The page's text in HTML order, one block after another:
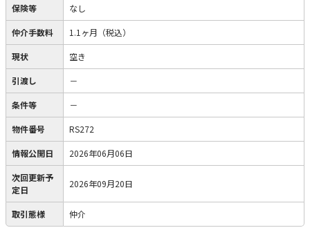
保険等 なし
仲介手数料 1.1ヶ月（税込）
現状 空き
引渡し －
条件等 －
物件番号 RS272
情報公開日 2026年06月06日
次回更新予
定日
2026年09月20日
取引態様 仲介